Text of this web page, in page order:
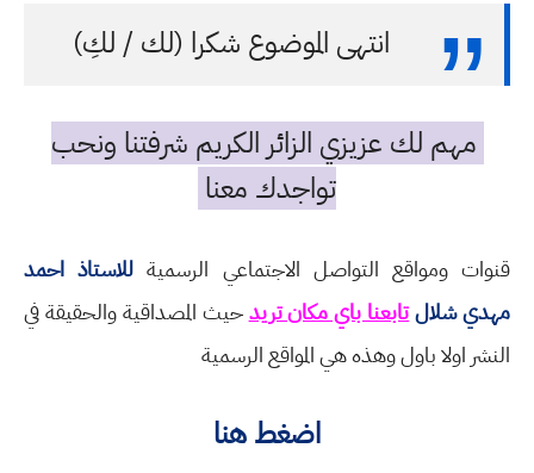
انتهى الموضوع شكرا (لك / لكِ)
مهم لك عزيزي الزائر الكريم شرفتنا ونحب
تواجدك معنا
قنوات ومواقع التواصل الاجتماعي الرسمية للاستاذ احمد
مهدي شلالتابعنا باي مكان تريدحيث المصداقية والحقيقة في
النشر اولا باول وهذه هي المواقع الرسمية
اضغط هنا